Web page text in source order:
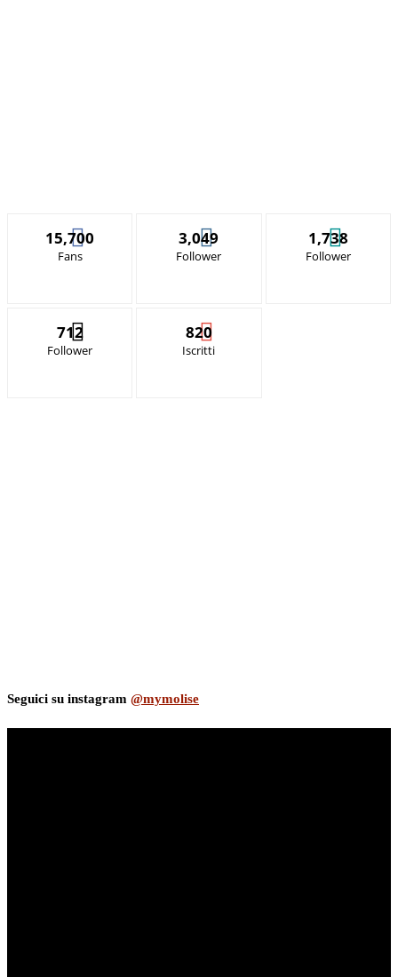
15,700
Fans
3,049
Follower
1,738
Follower
712
Follower
820
Iscritti
Seguici su instagram @mymolise